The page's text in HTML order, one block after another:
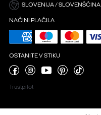
SLOVENIJA / SLOVENŠČINA
NAČINI PLAČILA
OSTANITE V STIKU
Trustpilot